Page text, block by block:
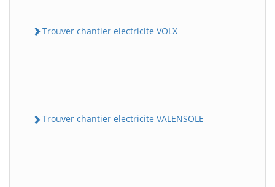
Trouver chantier electricite VOLX
Trouver chantier electricite VALENSOLE